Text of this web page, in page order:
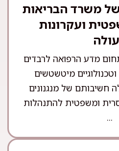
משרד הבריאות
ועקרונות
מדע הרפואה לרבדים
מיטשטשים
חשיבותם של מנגנונים
ומשפטית להתנהלות
...